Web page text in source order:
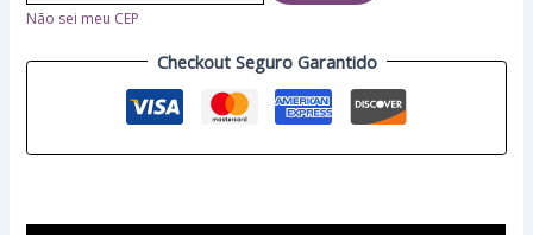
Não sei meu CEP
Checkout Seguro Garantido